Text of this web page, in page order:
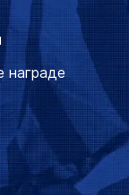
награде